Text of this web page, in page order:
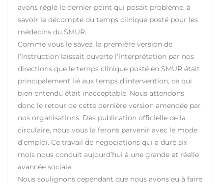
avons réglé le dernier point qui posait problème, à
savoir le décompte du temps clinique posté pour les
médecins du SMUR.
Comme vous le savez, la première version de
l’instruction laissait ouverte l’interprétation par nos
directions que le temps clinique posté en SMUR était
principalement lié aux temps d’intervention, ce qui
bien entendu était inacceptable. Nous attendons
donc le retour de cette dernière version amendée par
nos organisations. Dès publication officielle de la
circulaire, nous vous la ferons parvenir avec le mode
d’emploi. Ce travail de négociations qui a duré six
mois nous conduit aujourd’hui à une grande et réelle
avancée sociale.
Nous soulignons cependant que nous avons eu à faire